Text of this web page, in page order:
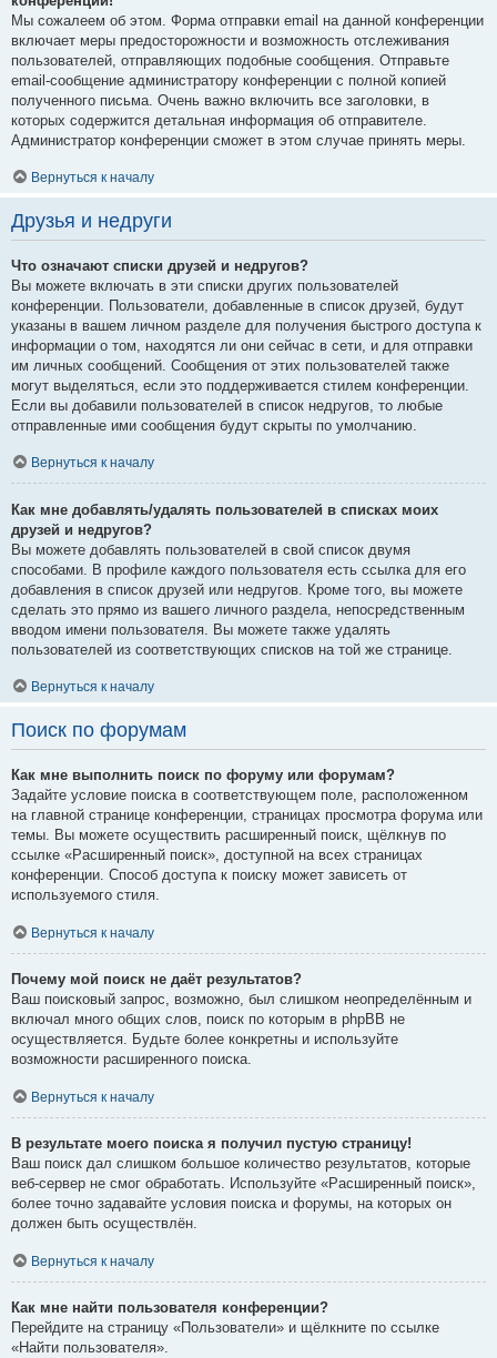
Мы сожалеем об этом. Форма отправки email на данной конференции
включает меры предосторожности и возможность отслеживания
пользователей, отправляющих подобные сообщения. Отправьте
email-сообщение администратору конференции с полной копией
полученного письма. Очень важно включить все заголовки, в
которых содержится детальная информация об отправителе.
Администратор конференции сможет в этом случае принять меры.
Вернуться к началу
Друзья и недруги
Что означают списки друзей и недругов?
Вы можете включать в эти списки других пользователей
конференции. Пользователи, добавленные в список друзей, будут
указаны в вашем личном разделе для получения быстрого доступа к
информации о том, находятся ли они сейчас в сети, и для отправки
им личных сообщений. Сообщения от этих пользователей также
могут выделяться, если это поддерживается стилем конференции.
Если вы добавили пользователей в список недругов, то любые
отправленные ими сообщения будут скрыты по умолчанию.
Вернуться к началу
Как мне добавлять/удалять пользователей в списках моих
друзей и недругов?
Вы можете добавлять пользователей в свой список двумя
способами. В профиле каждого пользователя есть ссылка для его
добавления в список друзей или недругов. Кроме того, вы можете
сделать это прямо из вашего личного раздела, непосредственным
вводом имени пользователя. Вы можете также удалять
пользователей из соответствующих списков на той же странице.
Вернуться к началу
Поиск по форумам
Как мне выполнить поиск по форуму или форумам?
Задайте условие поиска в соответствующем поле, расположенном
на главной странице конференции, страницах просмотра форума или
темы. Вы можете осуществить расширенный поиск, щёлкнув по
ссылке «Расширенный поиск», доступной на всех страницах
конференции. Способ доступа к поиску может зависеть от
используемого стиля.
Вернуться к началу
Почему мой поиск не даёт результатов?
Ваш поисковый запрос, возможно, был слишком неопределённым и
включал много общих слов, поиск по которым в phpBB не
осуществляется. Будьте более конкретны и используйте
возможности расширенного поиска.
Вернуться к началу
В результате моего поиска я получил пустую страницу!
Ваш поиск дал слишком большое количество результатов, которые
веб-сервер не смог обработать. Используйте «Расширенный поиск»,
более точно задавайте условия поиска и форумы, на которых он
должен быть осуществлён.
Вернуться к началу
Как мне найти пользователя конференции?
Перейдите на страницу «Пользователи» и щёлкните по ссылке
«Найти пользователя».